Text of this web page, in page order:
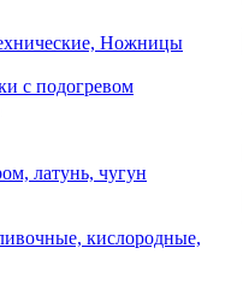
Ножницы
с подогревом
латунь, чугун
кислородные,